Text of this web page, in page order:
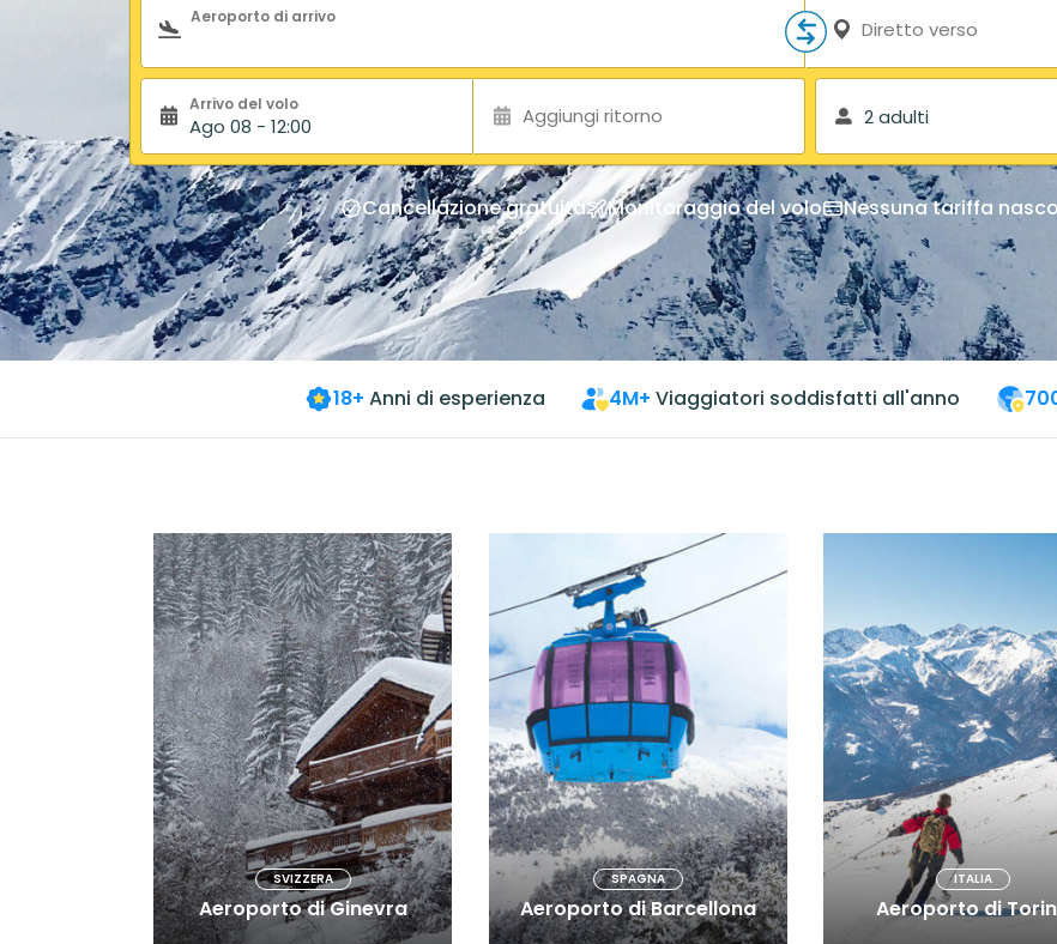
Aeroporto di arrivo
Diretto verso
Arrivo del volo
Ago 08 - 12:00 Aggiungi ritorno 2 adulti
Cancellazione gratuita Monitoraggio del volo Nessuna tariffa
18+ Anni di esperienza 4M+ Viaggiatori soddisfatti all'anno
SVIZZERA
Aeroporto di Ginevra
SPAGNA
Aeroporto di Barcellona
ITALIA
Aeroporto di